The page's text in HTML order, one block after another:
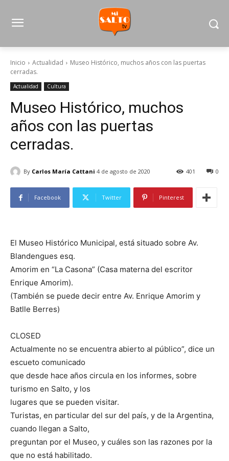
Inicio Actualidad
Museo Histórico, muchos años con las puertas
cerradas.
Actualidad Cultura
Museo Histórico, muchos
años con las puertas
cerradas.
By Carlos María Cattani 4 de agosto de 2020 0
401
Facebook Twitter Pinterest
El Museo Histórico Municipal, está situado sobre Av.
Blandengues esq.
Amorim en “La Casona” (Casa materna del escritor
Enrique Amorim).
(También se puede decir entre Av. Enrique Amorim y
Batlle Berres)
CLOSED
Actualmente no se encuentra abierto al público”, dice un
escueto comunicado
que desde hace años circula en los informes, sobre
turismo en Salto, y los
lugares que se pueden visitar.
Turistas, en particular del sur del país, y de la Argentina,
cuando llegan a Salto,
preguntan por el Museo, y cuáles son las razones por la
que no está habilitado.